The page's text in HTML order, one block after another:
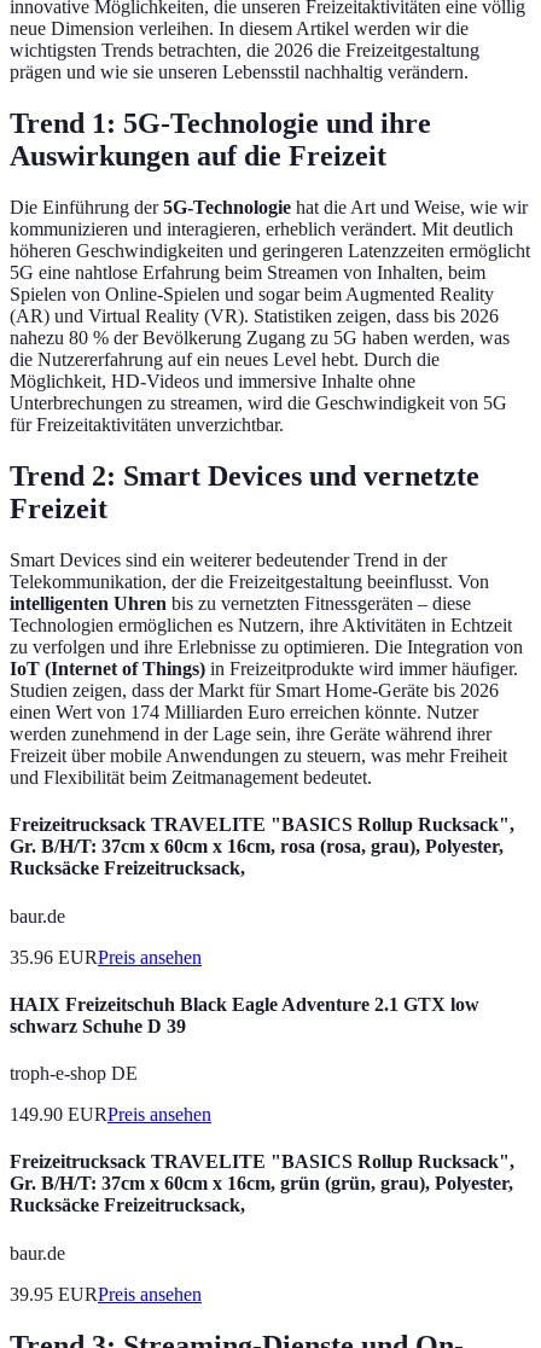
innovative Möglichkeiten, die unseren Freizeitaktivitäten eine völlig
neue Dimension verleihen. In diesem Artikel werden wir die
wichtigsten Trends betrachten, die 2026 die Freizeitgestaltung
prägen und wie sie unseren Lebensstil nachhaltig verändern.
Trend 1: 5G-Technologie und ihre
Auswirkungen auf die Freizeit
Die Einführung der5G-Technologie hat die Art und Weise, wie wir
kommunizieren und interagieren, erheblich verändert. Mit deutlich
höheren Geschwindigkeiten und geringeren Latenzzeiten ermöglicht
5G eine nahtlose Erfahrung beim Streamen von Inhalten, beim
Spielen von Online-Spielen und sogar beim Augmented Reality
(AR) und Virtual Reality (VR). Statistiken zeigen, dass bis 2026
nahezu 80 % der Bevölkerung Zugang zu 5G haben werden, was
die Nutzererfahrung auf ein neues Level hebt. Durch die
Möglichkeit, HD-Videos und immersive Inhalte ohne
Unterbrechungen zu streamen, wird die Geschwindigkeit von 5G
für Freizeitaktivitäten unverzichtbar.
Trend 2: Smart Devices und vernetzte
Freizeit
Smart Devices sind ein weiterer bedeutender Trend in der
Telekommunikation, der die Freizeitgestaltung beeinflusst. Von
intelligenten Uhren bis zu vernetzten Fitnessgeräten – diese
Technologien ermöglichen es Nutzern, ihre Aktivitäten in Echtzeit
zu verfolgen und ihre Erlebnisse zu optimieren. Die Integration von
IoT (Internet of Things) in Freizeitprodukte wird immer häufiger.
Studien zeigen, dass der Markt für Smart Home-Geräte bis 2026
einen Wert von 174 Milliarden Euro erreichen könnte. Nutzer
werden zunehmend in der Lage sein, ihre Geräte während ihrer
Freizeit über mobile Anwendungen zu steuern, was mehr Freiheit
und Flexibilität beim Zeitmanagement bedeutet.
Freizeitrucksack TRAVELITE "BASICS Rollup Rucksack",
Gr. B/H/T: 37cm x 60cm x 16cm, rosa (rosa, grau), Polyester,
Rucksäcke Freizeitrucksack,
baur.de
35.96 EURPreis ansehen
HAIX Freizeitschuh Black Eagle Adventure 2.1 GTX low
schwarz Schuhe D 39
troph-e-shop DE
149.90 EURPreis ansehen
Freizeitrucksack TRAVELITE "BASICS Rollup Rucksack",
Gr. B/H/T: 37cm x 60cm x 16cm, grün (grün, grau), Polyester,
Rucksäcke Freizeitrucksack,
baur.de
39.95 EURPreis ansehen